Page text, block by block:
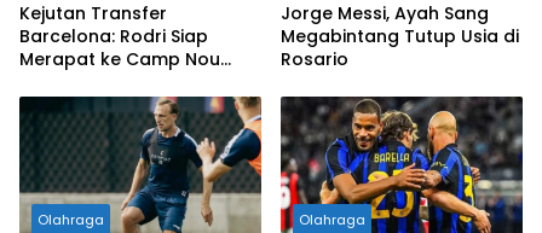
Kejutan Transfer
Barcelona: Rodri Siap
Merapat ke Camp Nou
Jorge Messi, Ayah Sang
Megabintang Tutup Usia di
Rosario
Olahraga Olahraga